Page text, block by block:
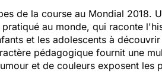
de la course au Mondial 2018.
au monde, qui raconte
et les adolescents à
pédagogique fournit une
et de couleurs exposent